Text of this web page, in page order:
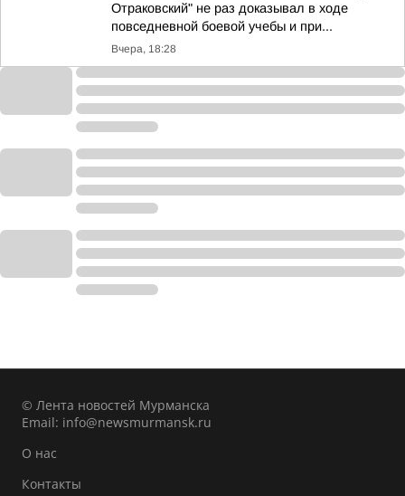
Отраковский" не раз доказывал в ходе
повседневной боевой учебы и при...
Вчера, 18:28
© Лента новостей Мурманска
Email: info@newsmurmansk.ru
О нас
Контакты